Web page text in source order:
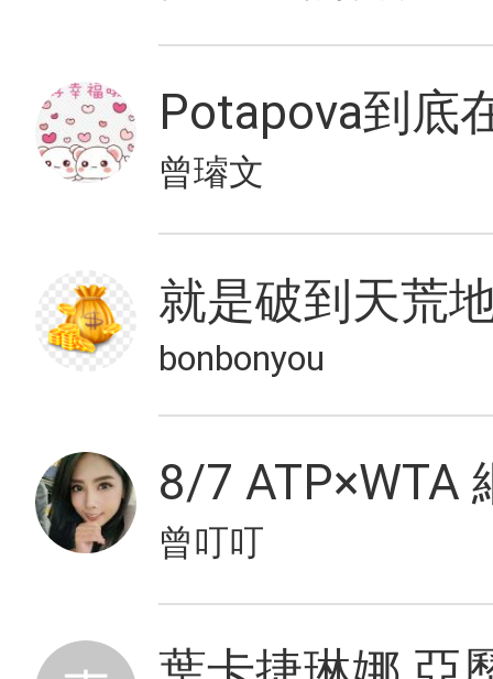
Potapova到底
曾璿文
就是破到天荒
bonbonyou
8/7 ATP×WTA
曾叮叮